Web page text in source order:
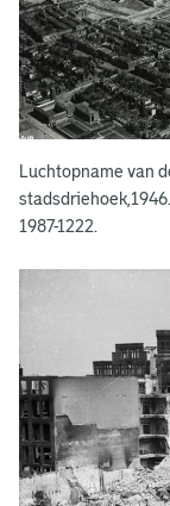
Luchtopname van
1987-1222.